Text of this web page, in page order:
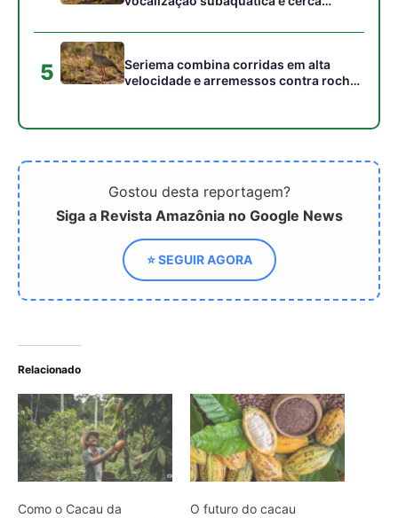
5
Seriema combina corridas em alta
velocidade e arremessos contra rochas
Gostou desta reportagem?
Siga a Revista Amazônia no Google News
⭐ SEGUIR AGORA
Relacionado
Como o Cacau da
O futuro do cacau